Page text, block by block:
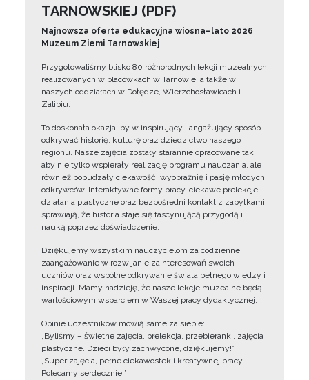
TARNOWSKIEJ (PDF)
Najnowsza oferta edukacyjna wiosna–lato 2026
Muzeum Ziemi Tarnowskiej
Przygotowaliśmy blisko 80 różnorodnych lekcji muzealnych
realizowanych w placówkach w Tarnowie, a także w
naszych oddziałach w Dołędze, Wierzchosławicach i
Zalipiu.
To doskonała okazja, by w inspirujący i angażujący sposób
odkrywać historię, kulturę oraz dziedzictwo naszego
regionu. Nasze zajęcia zostały starannie opracowane tak,
aby nie tylko wspierały realizację programu nauczania, ale
również pobudzały ciekawość, wyobraźnię i pasję młodych
odkrywców. Interaktywne formy pracy, ciekawe prelekcje,
działania plastyczne oraz bezpośredni kontakt z zabytkami
sprawiają, że historia staje się fascynującą przygodą i
nauką poprzez doświadczenie.
Dziękujemy wszystkim nauczycielom za codzienne
zaangażowanie w rozwijanie zainteresowań swoich
uczniów oraz wspólne odkrywanie świata pełnego wiedzy i
inspiracji. Mamy nadzieję, że nasze lekcje muzealne będą
wartościowym wsparciem w Waszej pracy dydaktycznej.
Opinie uczestników mówią same za siebie:
„Byliśmy – świetne zajęcia, prelekcja, przebieranki, zajęcia
plastyczne. Dzieci były zachwycone, dziękujemy!”
„Super zajęcia, pełne ciekawostek i kreatywnej pracy.
Polecamy serdecznie!”